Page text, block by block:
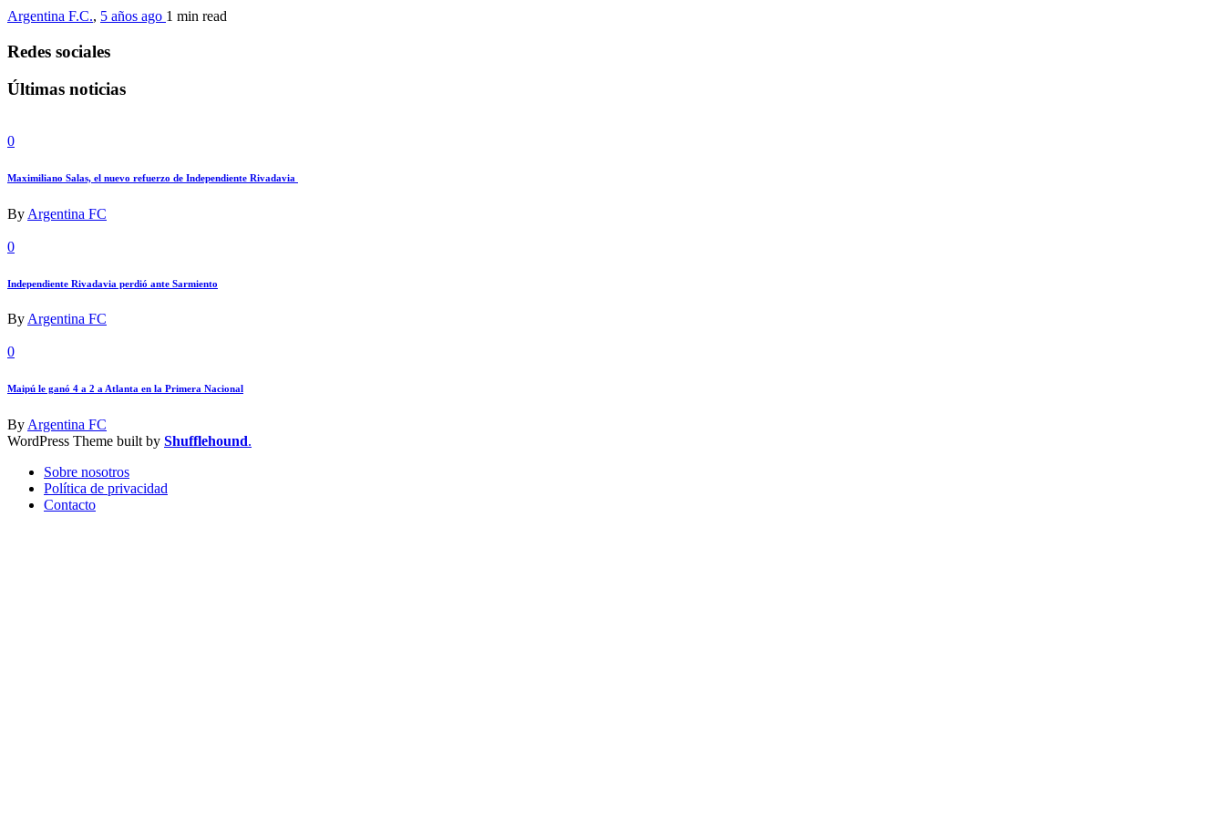
Argentina F.C., 5 años ago 1 min read
Redes sociales
Últimas noticias
0
Maximiliano Salas, el nuevo refuerzo de Independiente Rivadavia
By Argentina FC
0
Independiente Rivadavia perdió ante Sarmiento
ByArgentina FC
0
Maipú le ganó 4 a 2 a Atlanta en la Primera Nacional
ByArgentina FC
WordPress Theme built by Shufflehound.
Sobre nosotros
Política de privacidad
Contacto